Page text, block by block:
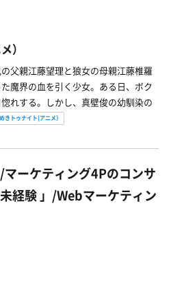
）
父親江藤望理と狼女の母親江藤椎羅
魔界の血を引く少女。ある日、ボク
れする。しかし、真壁俊の幼馴染の
きトゥナイト(アニメ）
ーケティング4Pのコンサ
経験 ️」/Webマーケティン